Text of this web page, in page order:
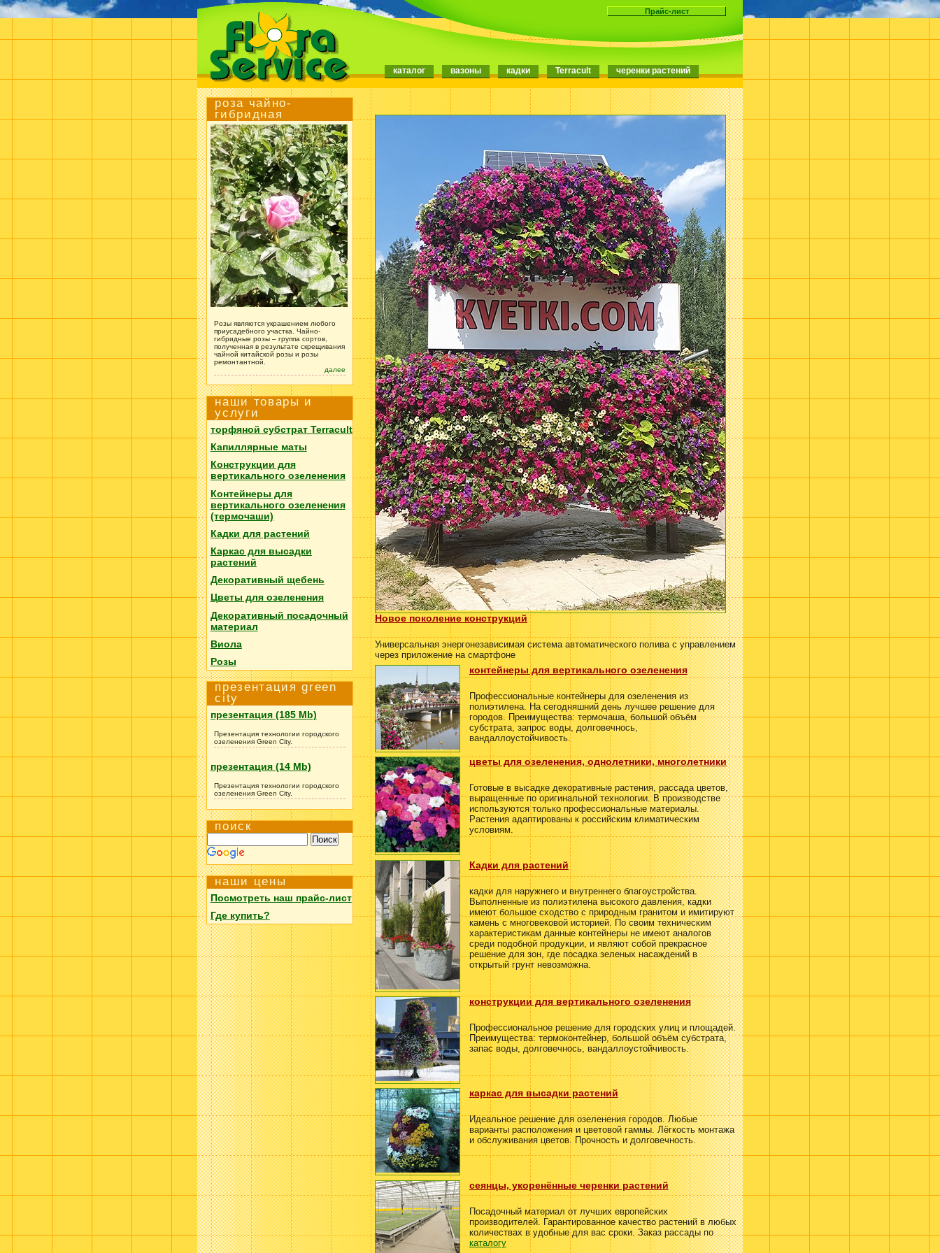
каталог вазоны кадки Terracult черенки растений
роза чайно-
гибридная
Розы являются украшением любого
приусадебного участка. Чайно-
гибридные розы – группа сортов,
полученная в результате скрещивания
чайной китайской розы и розы
ремонтантной.
далее
наши товары и
услуги
торфяной субстрат Terracult
Капиллярные маты
Конструкции для
вертикального озеленения
Контейнеры для
вертикального озеленения
(термочаши)
Кадки для растений
Каркас для высадки
растений
Декоративный щебень
Цветы для озеленения
Декоративный посадочный
материал
Виола
Розы
презентация green
city
презентация (185 Mb)
Презентация технологии городского
озеленения Green City.
презентация (14 Mb)
Презентация технологии городского
озеленения Green City.
поиск
наши цены
Посмотреть наш прайс-лист
Где купить?
Новое поколение конструкций
Универсальная энергонезависимая система автоматического полива с управлением
через приложение на смартфоне
контейнеры для вертикального озеленения
Профессиональные контейнеры для озеленения из
полиэтилена. На сегодняшний день лучшее решение для
городов. Преимущества: термочаша, большой объём
субстрата, запрос воды, долговечнось,
вандаллоустойчивость.
цветы для озеленения, однолетники, многолетники
Готовые в высадке декоративные растения,рассада цветов,
выращенные по оригинальной технологии. В производстве
используются только профессиональные материалы.
Растения адаптированы к российским климатическим
условиям.
Кадки для растений
кадки для наружнего и внутреннего благоустройства.
Выполненные из полиэтилена высокого давления, кадки
имеют большое сходство с природным гранитом и имитируют
камень с многовековой историей. По своим техническим
характеристикам данные контейнеры не имеют аналогов
среди подобной продукции, и являют собой прекрасное
решение для зон, где посадка зеленых насаждений в
открытый грунт невозможна.
конструкции для вертикального озеленения
Профессиональное решение для городских улиц и площадей.
Преимущества: термоконтейнер, большой объём субстрата,
запас воды, долговечнось, вандаллоустойчивость.
каркас для высадки растений
Идеальное решение для озеленения городов. Любые
варианты расположения и цветовой гаммы. Лёгкость монтажа
и обслуживания цветов. Прочность и долговечность.
сеянцы, укоренённые черенки растений
Посадочный материал от лучших европейских
производителей. Гарантированное качество растений в любых
количествах в удобные для вас сроки. Заказ рассады по
каталогу